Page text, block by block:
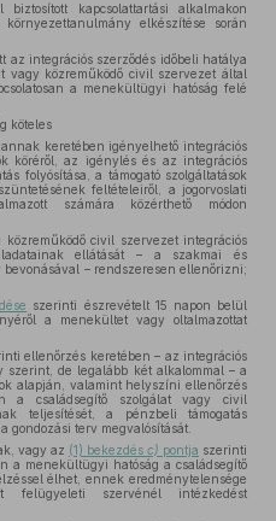
kapcsolattartási alkalmakon
elkészítése során
az integrációs szerződés időbeli hatálya
vagy közreműködő civil szervezet által
a menekültügyi hatóság felé
köteles
keretében igényelhető integrációs
köréről, az igénylés és az integrációs
folyósítása, a támogató szolgáltatások
feltételeiről, a jogorvoslati
számára közérthető módon
közreműködő civil szervezet integrációs
ellátását – a szakmai és
– rendszeresen ellenőrizni;
szerinti észrevételt 15 napon belül
a menekültet vagy oltalmazottat
ellenőrzés keretében – az integrációs
szerint, de legalább két alkalommal – a
alapján, valamint helyszíni ellenőrzés
a családsegítő szolgálat vagy civil
teljesítését, a pénzbeli támogatás
gondozási terv megvalósítását.
vagy az (1) bekezdés c) pontja szerinti
a menekültügyi hatóság a családsegítő
élhet, ennek eredménytelensége
felügyeleti szervénél intézkedést